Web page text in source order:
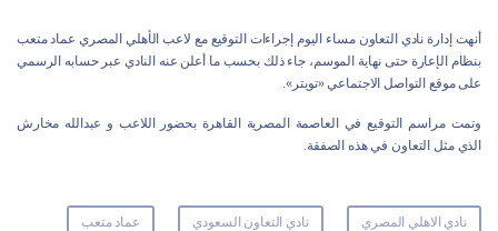
أنهت إدارة نادي التعاون مساء اليوم إجراءات التوقيع مع لاعب الأهلي المصري عماد متعب
بنظام الإعارة حتى نهاية الموسم، جاء ذلك بحسب ما أعلن عنه النادي عبر حسابه الرسمي
على موقع التواصل الاجتماعي «تويتر».
وتمت مراسم التوقيع في العاصمة المصرية القاهرة بحضور اللاعب و عبدالله مخارش
الذي مثل التعاون في هذه الصفقة.
نادي الاهلي المصري نادي التعاون السعودي عماد متعب